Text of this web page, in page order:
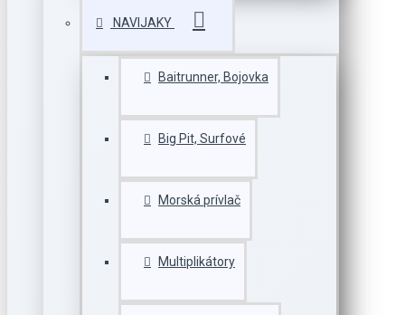
NAVIJAKY
Baitrunner, Bojovka
Big Pit, Surfové
Morská prívlač
Multiplikátory